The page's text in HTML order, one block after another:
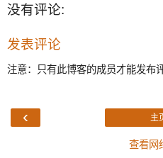
没有评论:
发表评论
注意：只有此博客的成员才能发布评
‹ 主
查看网